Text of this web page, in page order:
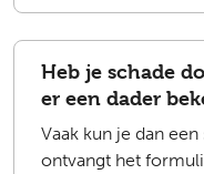
Heb je schade
er een dader
Vaak kun je dan
ontvangt het